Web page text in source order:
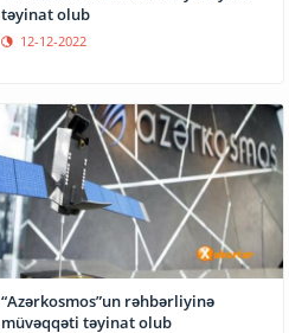
təyinat olub
12-12-2022
“Azərkosmos”un rəhbərliyinə
müvəqqəti təyinat olub